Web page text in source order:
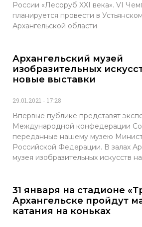
России «Лесоруб XXI века». VI
планируется провести в
Архангельской области
Архангельский музей
изобразительных
новые выставки
29.01.2021 17:28
Впервые публике представят
Международной конфедерации
переданные нашему музею
Российской Федерации. В залах
музея изобразительных искусств
31 января на стадионе
Архангельске пройдут
катания на коньках